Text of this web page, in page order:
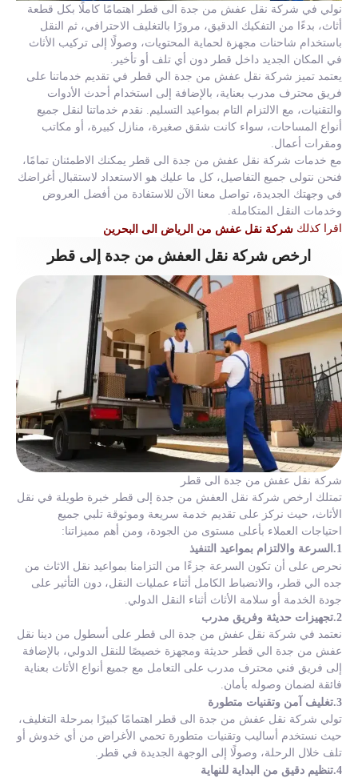
نولي في شركة نقل عفش من جدة الى قطر اهتمامًا كاملًا بكل قطعة
أثاث، بدءًا من التفكيك الدقيق، مرورًا بالتغليف الاحترافي، ثم النقل
باستخدام شاحنات مجهزة لحماية المحتويات، وصولًا إلى تركيب الأثاث
في المكان الجديد داخل قطر دون أي تلف أو تأخير.
يعتمد تميز شركة نقل عفش من جدة الي قطر في تقديم خدماتنا على
فريق محترف مدرب بعناية، بالإضافة إلى استخدام أحدث الأدوات
والتقنيات، مع الالتزام التام بمواعيد التسليم. نقدم خدماتنا لنقل جميع
أنواع المساحات، سواء كانت شقق صغيرة، منازل كبيرة، أو مكاتب
ومقرات أعمال.
مع خدمات شركة نقل عفش من جدة الى قطر يمكنك الاطمئنان تمامًا،
فنحن نتولى جميع التفاصيل، كل ما عليك هو الاستعداد لاستقبال أغراضك
في وجهتك الجديدة، تواصل معنا الآن للاستفادة من أفضل العروض
وخدمات النقل المتكاملة.
اقرا كذلك شركة نقل عفش من الرياض الى البحرين
ارخص شركة نقل العفش من جدة إلى قطر
شركة نقل عفش من جدة الى قطر
تمتلك ارخص شركة نقل العفش من جدة إلى قطر خبرة طويلة في نقل
الأثاث، حيث نركز على تقديم خدمة سريعة وموثوقة تلبي جميع
احتياجات العملاء بأعلى مستوى من الجودة، ومن أهم مميزاتنا:
1.السرعة والالتزام بمواعيد التنفيذ
نحرص على أن تكون السرعة جزءًا من التزامنا بمواعيد نقل الاثاث من
جده الي قطر، والانضباط الكامل أثناء عمليات النقل، دون التأثير على
جودة الخدمة أو سلامة الأثاث أثناء النقل الدولي.
2.تجهيزات حديثة وفريق مدرب
نعتمد في شركة نقل عفش من جدة الى قطر على أسطول من دينا نقل
عفش من جدة الي قطر حديثة ومجهزة خصيصًا للنقل الدولي، بالإضافة
إلى فريق فني محترف مدرب على التعامل مع جميع أنواع الأثاث بعناية
فائقة لضمان وصوله بأمان.
3.تغليف آمن وتقنيات متطورة
تولي شركة نقل عفش من جدة الى قطر اهتمامًا كبيرًا بمرحلة التغليف،
حيث نستخدم أساليب وتقنيات متطورة تحمي الأغراض من أي خدوش أو
تلف خلال الرحلة، وصولًا إلى الوجهة الجديدة في قطر.
4.تنظيم دقيق من البداية للنهاية